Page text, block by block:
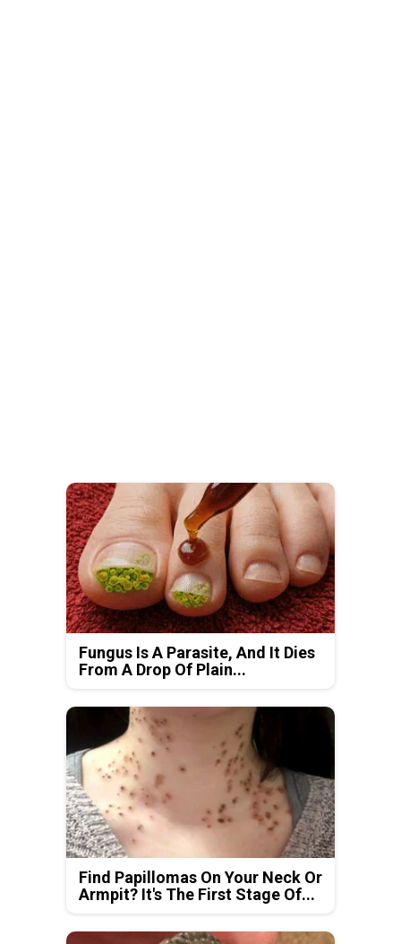
Fungus Is A Parasite, And It Dies
From A Drop Of Plain...
Find Papillomas On Your Neck Or
Armpit? It's The First Stage Of...